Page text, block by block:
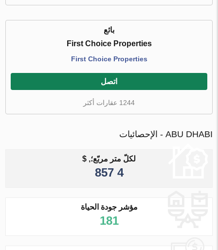
بائع
First Choice Properties
First Choice Properties
اتصل
1244 عقارات أكثر
ABU DHABI - الإحصائيات
لكلّ متر مربّع؛, $
4 857
مؤشر جودة الحياة
181